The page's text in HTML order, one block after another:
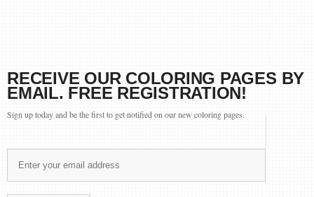
RECEIVE OUR COLORING PAGES BY
EMAIL. FREE REGISTRATION!
Sign up today and be the first to get notified on our new coloring pages.